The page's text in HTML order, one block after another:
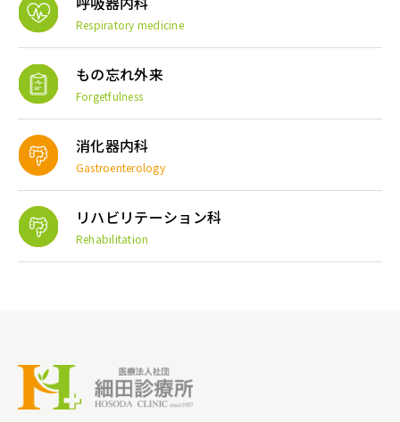
Respiratory medicine
もの忘れ外来
Forgetfulness
消化器内科
Gastroenterology
リハビリテーション科
Rehabilitation